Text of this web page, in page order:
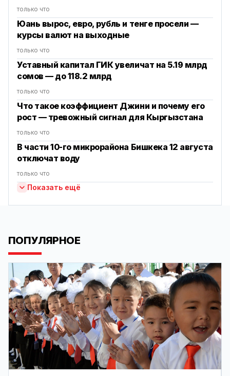
только что
Юань вырос, евро, рубль и тенге просели —
курсы валют на выходные
только что
Уставный капитал ГИК увеличат на 5.19 млрд
сомов — до 118.2 млрд
только что
Что такое коэффициент Джини и почему его
рост — тревожный сигнал для Кыргызстана
только что
В части 10-го микрорайона Бишкека 12 августа
отключат воду
только что
Показать ещё
ПОПУЛЯРНОЕ